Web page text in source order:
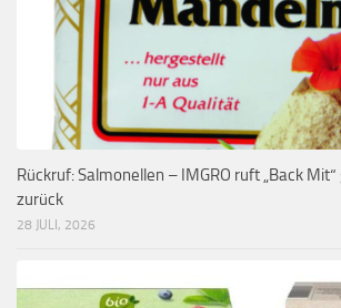
Rückruf: Salmonellen – IMGRO ruft „Back
zurück
28 JULI, 2026